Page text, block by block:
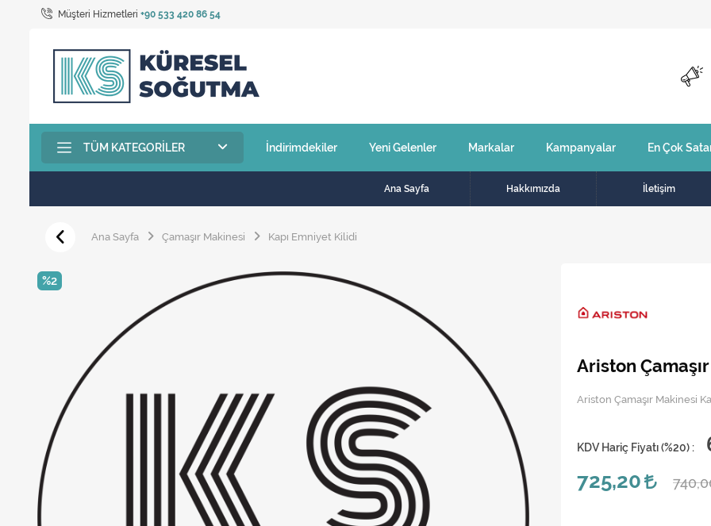
Müşteri Hizmetleri +90 533 420 86 54
TÜM KATEGORILER İndirimdekiler Yeni Gelenler Markalar Kampanyalar En Çok
Ana Sayfa Hakkımızda İletişim
Ana Sayfa Çamaşır Makinesi Kapı Emniyet Kilidi
%2
Ariston
Ariston Çamaşır Makinesi
KDV Hariç Fiyatı (%20) :
725,20